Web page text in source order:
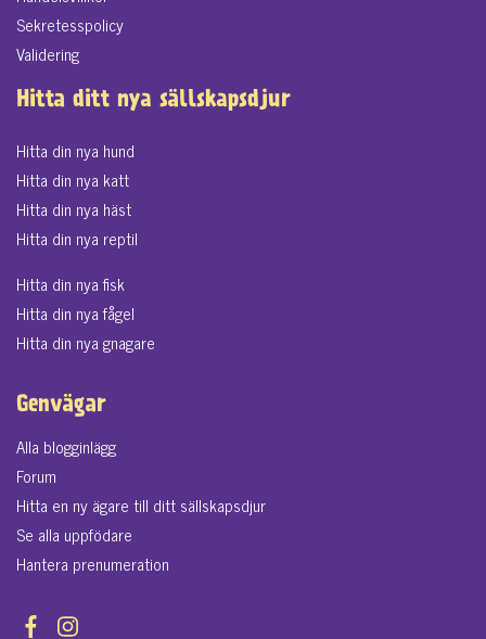
Sekretesspolicy
Validering
Hitta ditt nya sällskapsdjur
Hitta din nya hund
Hitta din nya katt
Hitta din nya häst
Hitta din nya reptil
Hitta din nya fisk
Hitta din nya fågel
Hitta din nya gnagare
Genvägar
Alla blogginlägg
Forum
Hitta en ny ägare till ditt sällskapsdjur
Se alla uppfödare
Hantera prenumeration